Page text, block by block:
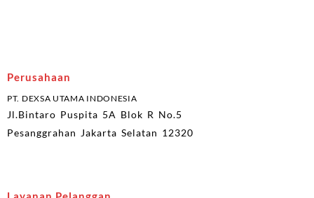
Perusahaan
PT. DEXSA UTAMA INDONESIA
Jl.Bintaro Puspita 5A Blok R No.5
Pesanggrahan Jakarta Selatan 12320